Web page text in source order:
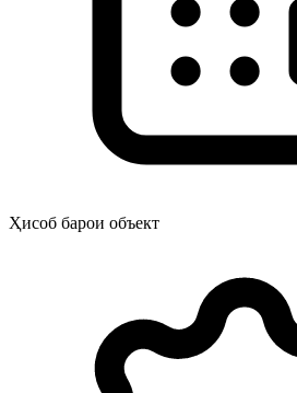
Ҳисоб барои объект